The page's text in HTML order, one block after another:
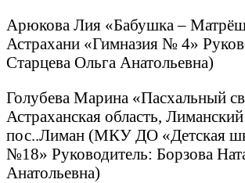
Арюкова Лия «Бабушка –
Астрахани «Гимназия № 4»
Старцева Ольга Анатольевна)
Голубева Марина «Пасхальный
Астраханская область,
пос..Лиман (МКУ ДО «Детская
№18» Руководитель: Борзова
Анатольевна)